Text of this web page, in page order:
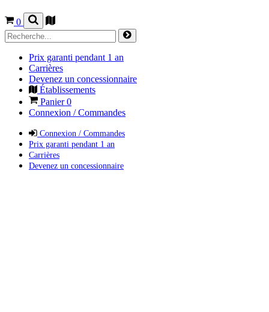
0
Prix garanti pendant 1 an
Carrières
Devenez un concessionnaire
Établissements
Panier0
Connexion / Commandes
Connexion / Commandes
Prix garanti pendant 1 an
Carrières
Devenez un concessionnaire